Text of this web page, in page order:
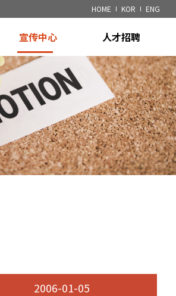
HOME KOR ENG
宣传中心 人才招聘
通知事项
专利
招聘信息
2006-01-05